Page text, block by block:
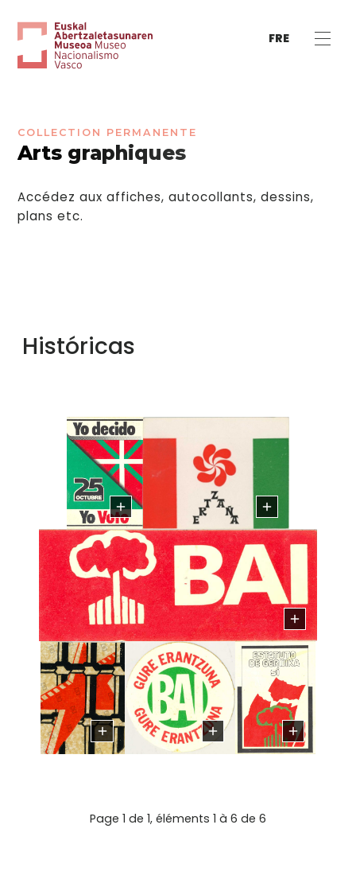
FRE
COLLECTION PERMANENTE
Arts graphiques
Accédez aux affiches, autocollants, dessins,
plans etc.
Históricas
Page 1 de 1, éléments 1 à 6 de 6